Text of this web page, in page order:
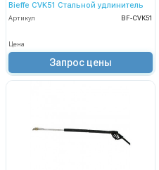
Bieffe CVK51 Стальной удлинитель
Артикул BF-CVK51
Цена
Запрос цены